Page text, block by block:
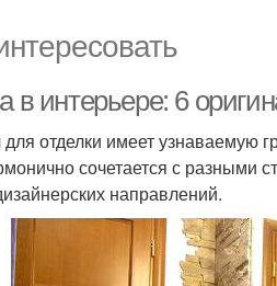
в интерьере: 6
отделки имеет узнаваемую
сочетается с
направлений.